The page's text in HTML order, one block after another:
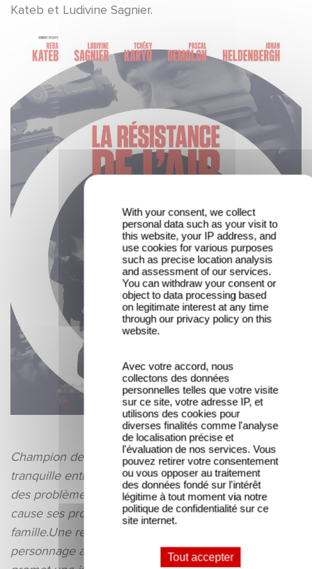
Kateb et Ludivine Sagnier.
Champion de tir au fusil, Vincent mène une vie
tranquille entre sa femme et sa fille. Jusqu'au jour où
des problèmes d'argent l'obligent à remettre en
cause ses projets et menacent l'équilibre de sa
famille.Une rencontre au stand de tir avec Renaud,
personnage aussi séduisant qu'énigmatique, lui
With your consent, we collect
personal data such as your visit to
this website, your IP address, and
use cookies for various purposes
such as precise location analysis
and assessment of our services.
You can withdraw your consent or
object to data processing based
on legitimate interest at any time
through our privacy policy on this
website.
Avec votre accord, nous
collectons des données
personnelles telles que votre visite
sur ce site, votre adresse IP, et
utilisons des cookies pour
diverses finalités comme l'analyse
de localisation précise et
l'évaluation de nos services. Vous
pouvez retirer votre consentement
ou vous opposer au traitement
des données fondé sur l'intérêt
légitime à tout moment via notre
politique de confidentialité sur ce
site internet.
Tout accepter